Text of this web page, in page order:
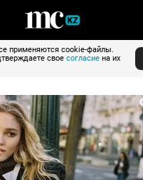
применяются cookie-файлы.
свое согласие на их